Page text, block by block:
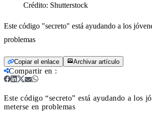
Crédito: Shutterstock
Este código "secreto" está ayudando a los
problemas
Copiar el enlace Archivar artículo
Compartir en :
Este código “secreto” está ayudando a los
meterse en problemas